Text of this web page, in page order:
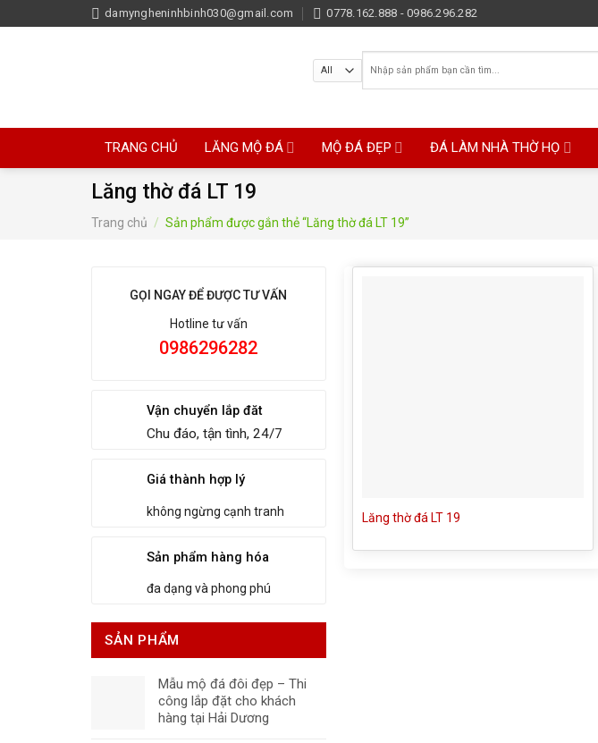
to
damyngheninhbinh030@gmail.com 0778.162.888 - 0986.296.282
Tìm
kiếm:
TRANG CHỦ LĂNG MỘ ĐÁ MỘ ĐÁ ĐẸP ĐÁ LÀM NHÀ THỜ HỌ
Lăng thờ đá LT 19
Trang chủ / Sản phẩm được gắn thẻ “Lăng thờ đá LT 19”
GỌI NGAY ĐỂ ĐƯỢC TƯ VẤN
Hotline tư vấn
0986296282
Vận chuyển lắp đăt
Chu đáo, tận tình, 24/7
Giá thành hợp lý
không ngừng cạnh tranh
Sản phẩm hàng hóa
đa dạng và phong phú
SẢN PHẨM
Mẫu mộ đá đôi đẹp – Thi
công lắp đặt cho khách
hàng tại Hải Dương
Lăng thờ đá LT 19